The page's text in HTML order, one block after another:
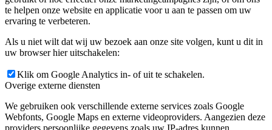
te helpen onze website en applicatie voor u aan te passen om uw
ervaring te verbeteren.
Als u niet wilt dat wij uw bezoek aan onze site volgen, kunt u dit in
uw browser hier uitschakelen:
Klik om Google Analytics in- of uit te schakelen.
Overige externe diensten
We gebruiken ook verschillende externe services zoals Google
Webfonts, Google Maps en externe videoproviders. Aangezien deze
providers persoonlijke gegevens zoals uw IP-adres kunnen